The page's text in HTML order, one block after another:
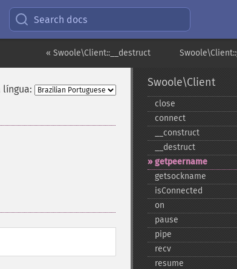
Search docs
« Swoole\Client::__destruct
língua:
Swoole\Client
close
connect
_​_​construct
_​_​destruct
getpeername
getsockname
isConnected
on
pause
pipe
recv
resume